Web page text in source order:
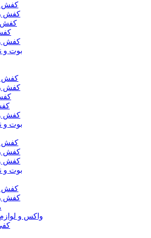
کفش
کفش
کفش
بوت و
کفش
کفش
کفش
بوت و
کفش
کفش
کفش
بوت و
کفش
کفش
واکس و